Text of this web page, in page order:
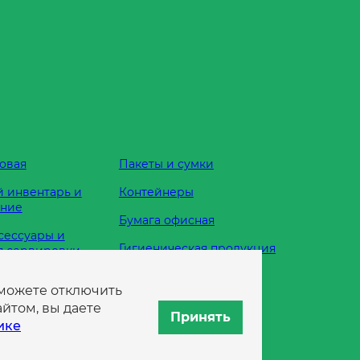
инвентарь и
и
сервировки
Пакеты и сумки
Контейнеры
Бумага офисная
Гигиеническая продукция
отключить
вы даете
Принять